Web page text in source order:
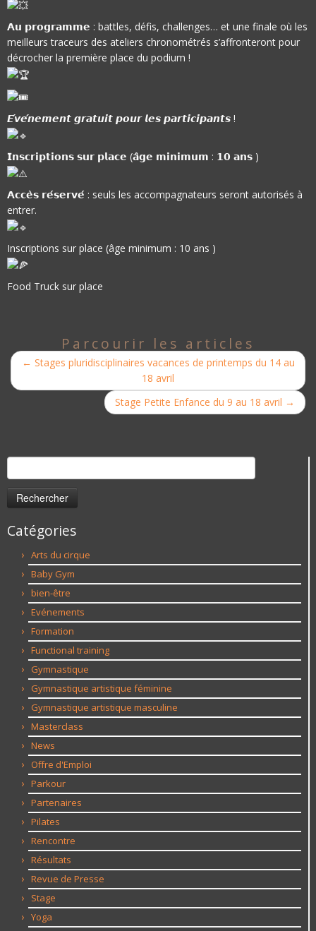
𝗔𝘂 𝗽𝗿𝗼𝗴𝗿𝗮𝗺𝗺𝗲 : battles, défis, challenges… et une finale où les
meilleurs traceurs des ateliers chronométrés s’affronteront pour
décrocher la première place du podium !
𝙀́𝙫𝙚́𝙣𝙚𝙢𝙚𝙣𝙩 𝙜𝙧𝙖𝙩𝙪𝙞𝙩 𝙥𝙤𝙪𝙧 𝙡𝙚𝙨 𝙥𝙖𝙧𝙩𝙞𝙘𝙞𝙥𝙖𝙣𝙩𝙨 !
𝗜𝗻𝘀𝗰𝗿𝗶𝗽𝘁𝗶𝗼𝗻𝘀 𝘀𝘂𝗿 𝗽𝗹𝗮𝗰𝗲 (𝗮̂𝗴𝗲 𝗺𝗶𝗻𝗶𝗺𝘂𝗺 : 𝟭𝟬 𝗮𝗻𝘀 )
𝗔𝗰𝗰𝗲̀𝘀 𝗿𝗲́𝘀𝗲𝗿𝘃𝗲́ : seuls les accompagnateurs seront autorisés à
entrer.
Inscriptions sur place (âge minimum : 10 ans )
Food Truck sur place
Parcourir les articles
← Stages pluridisciplinaires vacances de printemps du 14 au
18 avril
Stage Petite Enfance du 9 au 18 avril →
Catégories
Arts du cirque
Baby Gym
bien-être
Evénements
Formation
Functional training
Gymnastique
Gymnastique artistique féminine
Gymnastique artistique masculine
Masterclass
News
Offre d'Emploi
Parkour
Partenaires
Pilates
Rencontre
Résultats
Revue de Presse
Stage
Yoga